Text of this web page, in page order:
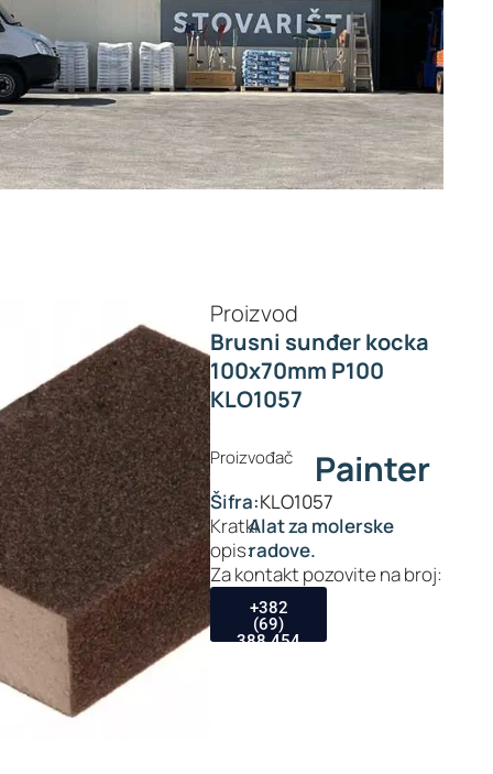
Proizvod
Brusni sunđer kocka
100x70mm P100
KLO1057
Proizvođač Painter
Šifra:KLO1057
Kratki
opis:
Alat za molerske
radove.
Za kontakt pozovite na broj:
+382
(69)
388 454